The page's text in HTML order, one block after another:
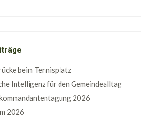
beim Tennisplatz
Intelligenz für den Gemeindealltag
2026
2026